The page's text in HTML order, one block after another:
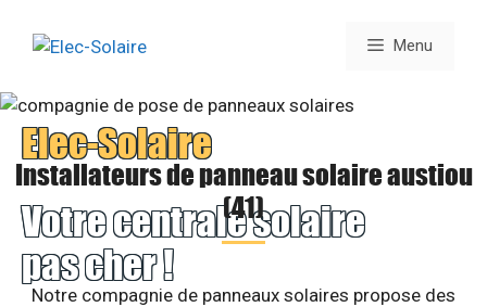
Menu
Elec-Solaire
Votre centrale solaire
pas cher !
Installateurs de panneau solaire austiou
(41)
Notre compagnie de panneaux solaires propose des